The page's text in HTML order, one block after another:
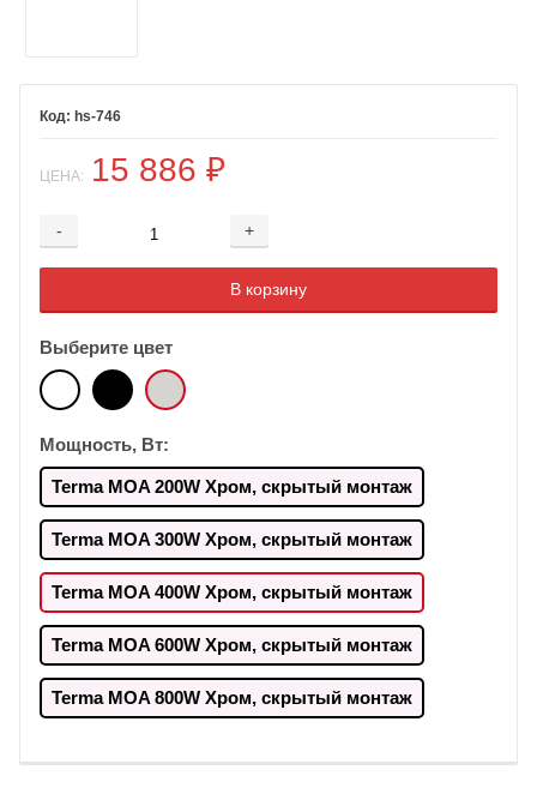
hs-746
ЦЕНА: 15 886 ₽
- +
Добавляется...
В корзину
Добавлен
Выберите цвет
Мощность, Вт:
Terma MOA 200W Хром, скрытый монтаж
Terma MOA 300W Хром, скрытый монтаж
Terma MOA 400W Хром, скрытый монтаж
Terma MOA 600W Хром, скрытый монтаж
Terma MOA 800W Хром, скрытый монтаж